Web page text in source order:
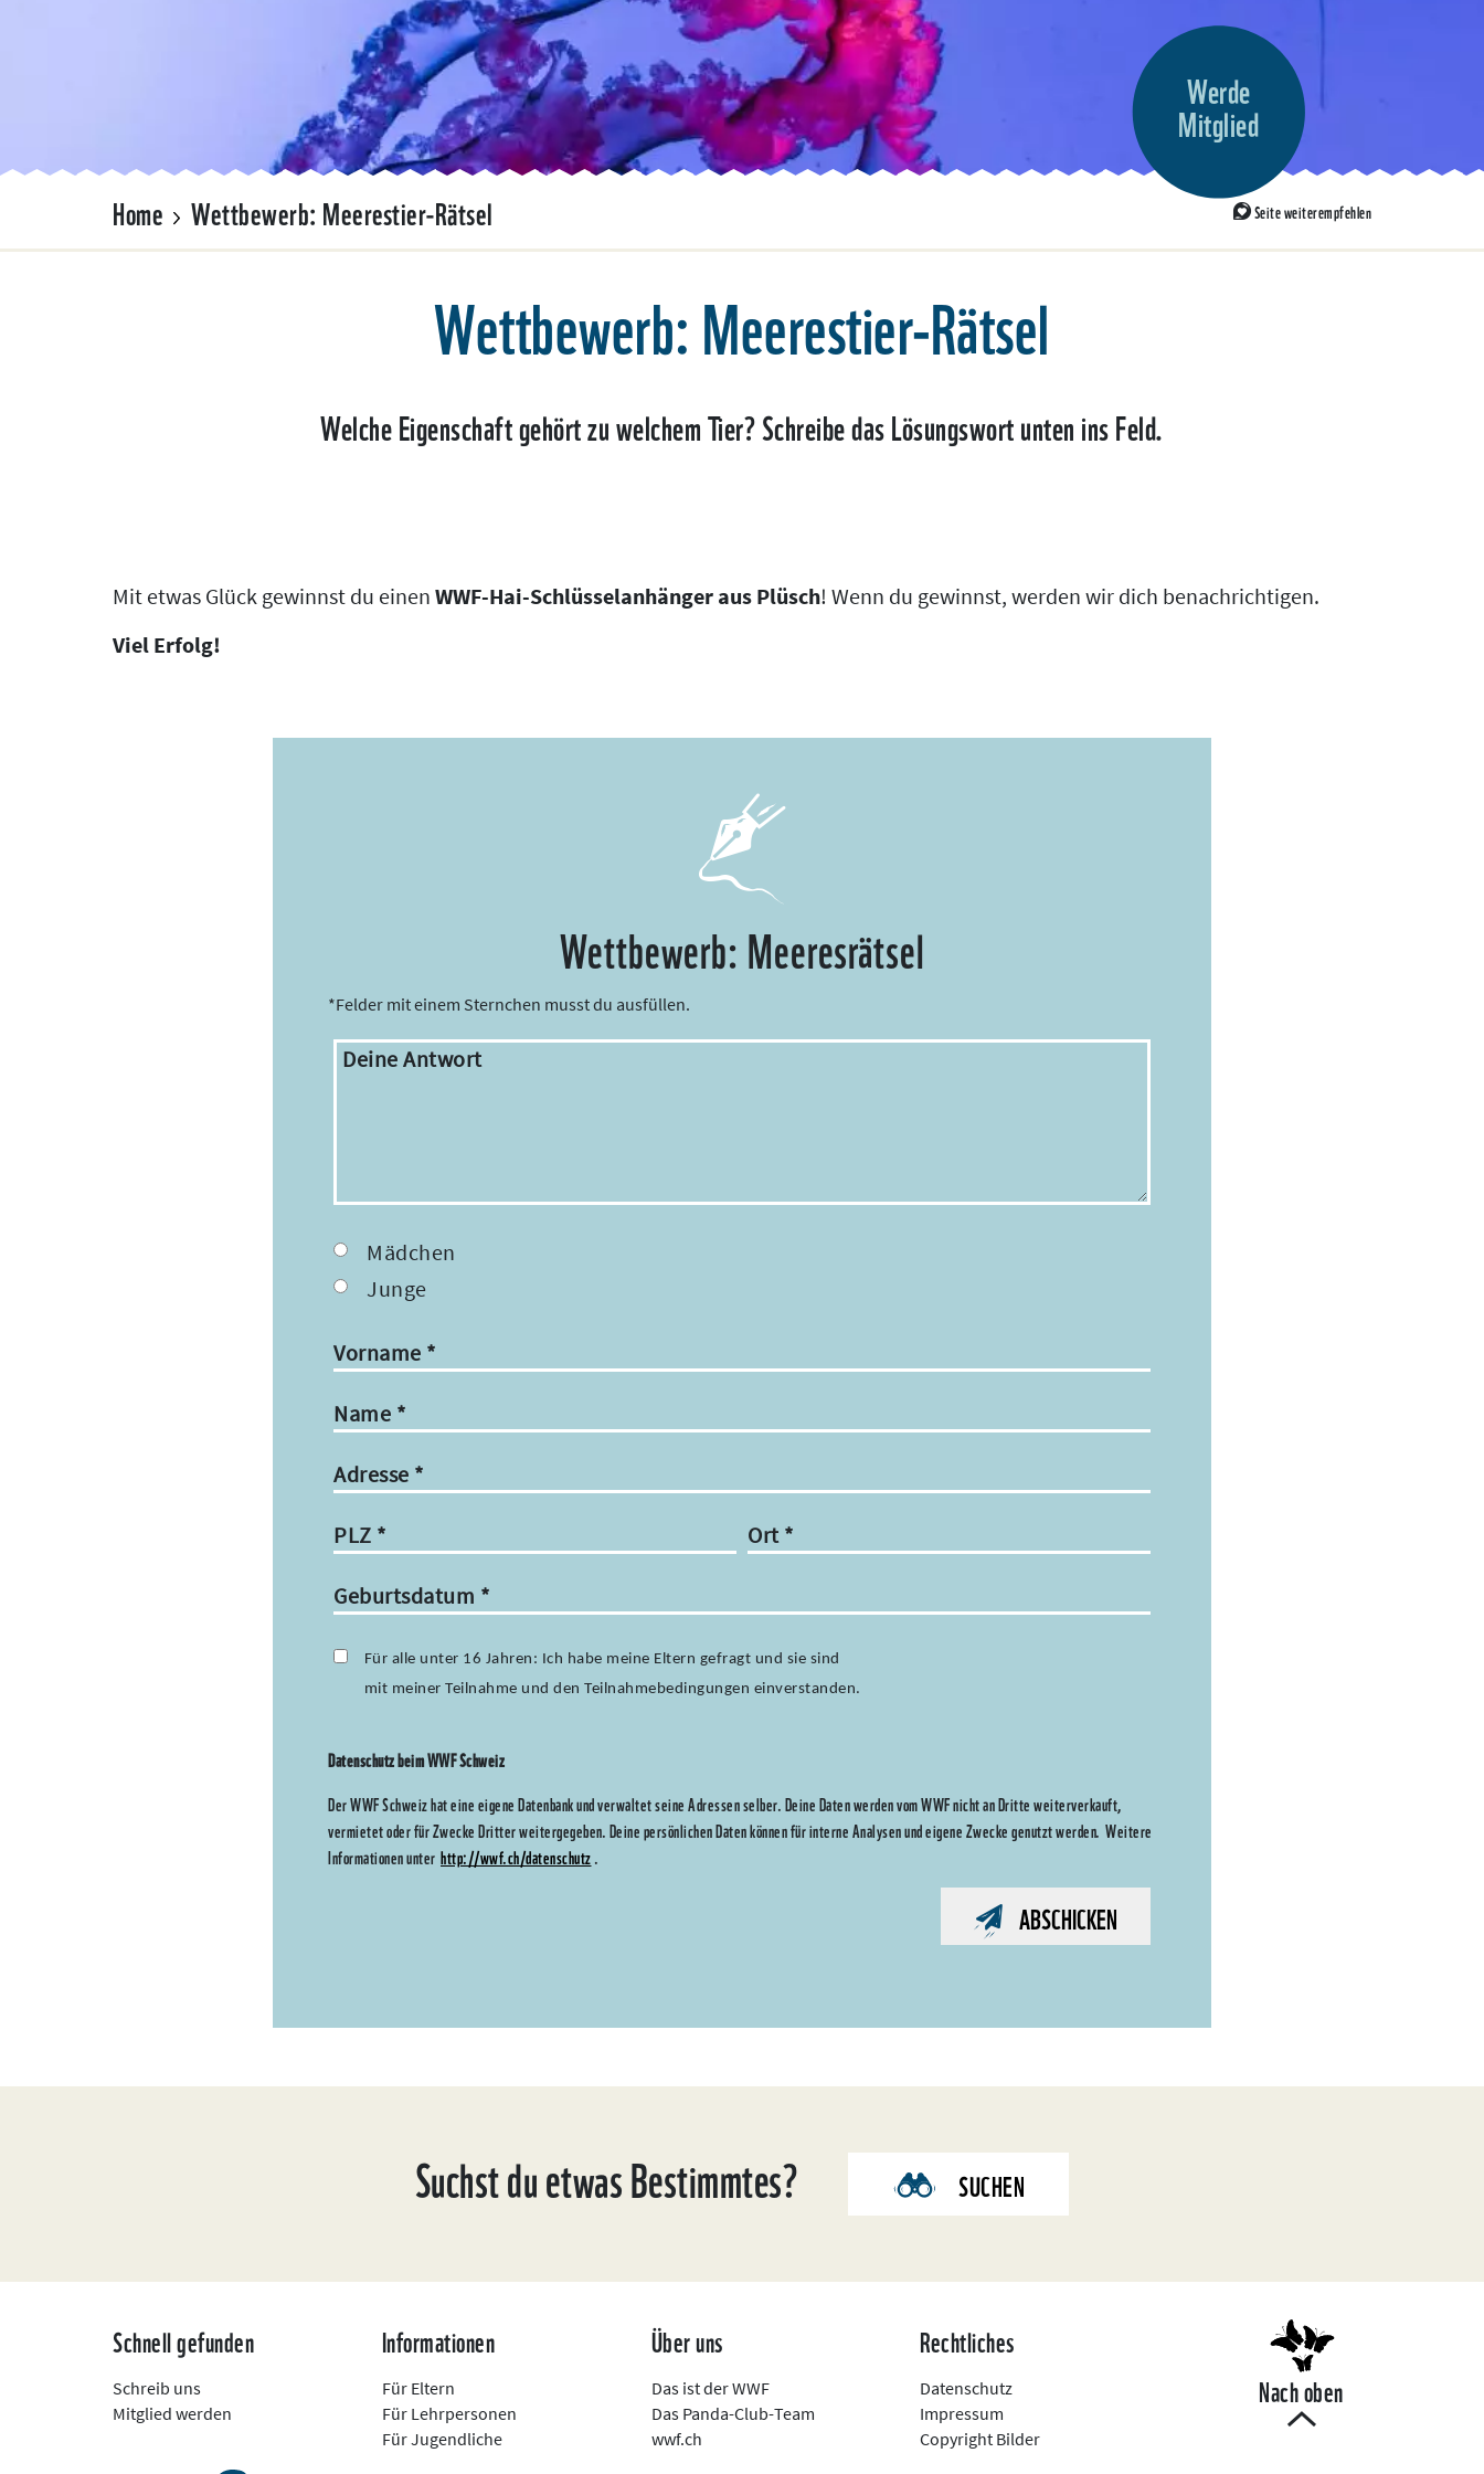
Werde
Mitglied
Home Wettbewerb: Meerestier-Rätsel Seite weiterempfehlen
Wettbewerb: Meerestier-Rätsel
Welche Eigenschaft gehört zu welchem Tier? Schreibe das Lösungswort unten ins Feld.
Mit etwas Glück gewinnst du einen WWF-Hai-Schlüsselanhänger aus Plüsch! Wenn du gewinnst, werden wir dich benachrichtigen.
Viel Erfolg!
Wettbewerb: Meeresrätsel
*Felder mit einem Sternchen musst du ausfüllen.
Deine Antwort
Mädchen
Junge
Vorname *
Name *
Adresse *
PLZ * Ort *
Geburtsdatum *
Für alle unter 16 Jahren: Ich habe meine Eltern gefragt und sie sind
mit meiner Teilnahme und den Teilnahmebedingungen einverstanden.
Datenschutz beim WWF Schweiz
Der WWF Schweiz hat eine eigene Datenbank und verwaltet seine Adressen selber. Deine Daten werden vom WWF nicht an Dritte weiterverkauft,
vermietet oder für Zwecke Dritter weitergegeben. Deine persönlichen Daten können für interne Analysen und eigene Zwecke genutzt werden. Weitere
Informationen unter http://wwf.ch/datenschutz.
ABSCHICKEN
Suchst du etwas Bestimmtes? SUCHEN
Schnell gefunden
Schreib uns
Mitglied werden
Informationen
Für Eltern
Für Lehrpersonen
Für Jugendliche
Über uns
Das ist der WWF
Das Panda-Club-Team
wwf.ch
Rechtliches
Datenschutz
Impressum
Copyright Bilder
Nach oben